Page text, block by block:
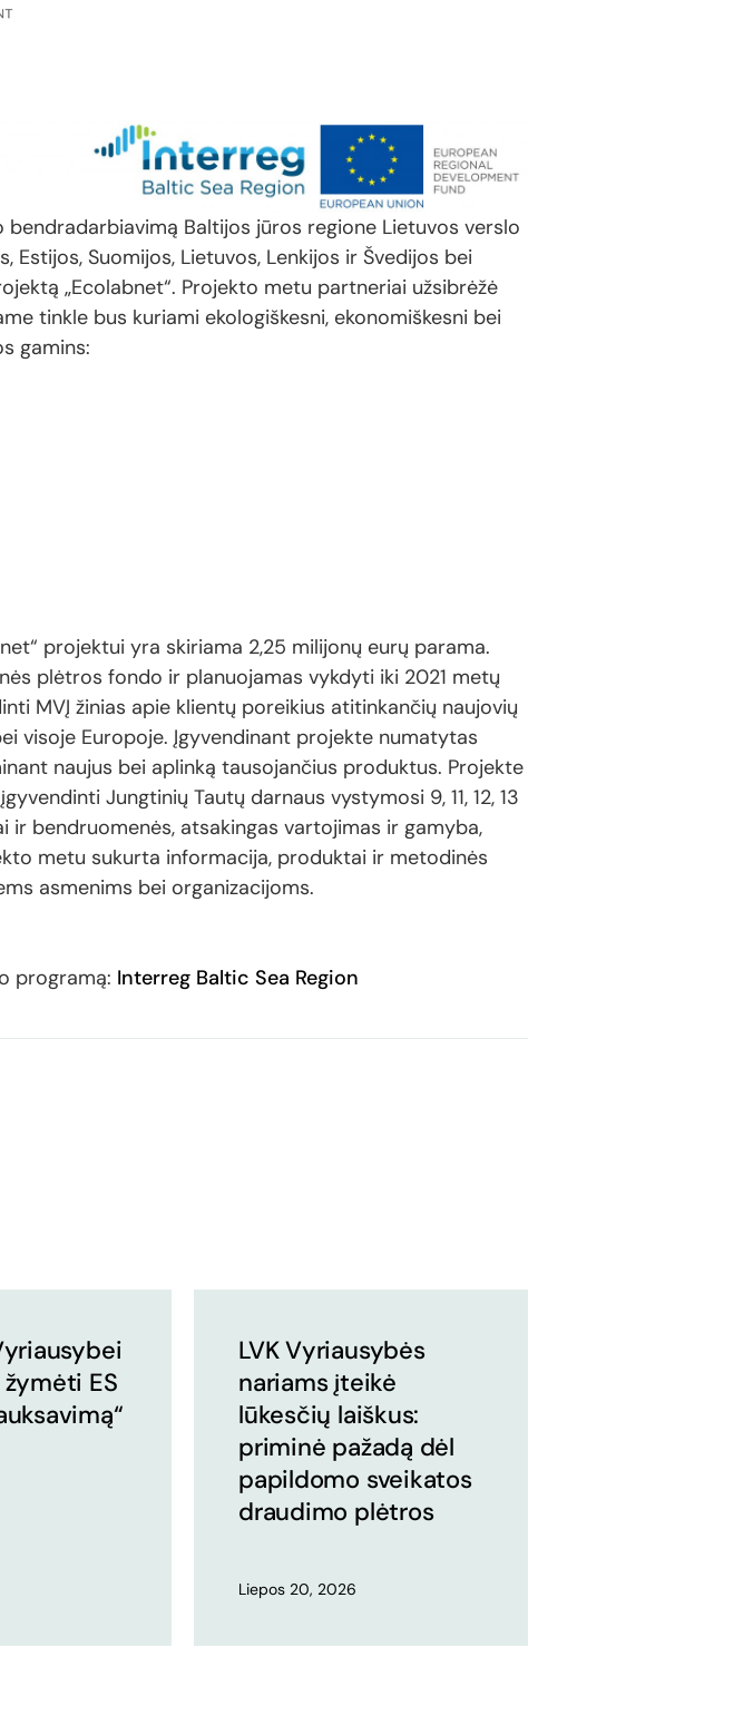
Baltijos jūros regione Lietuvos verslo
Suomijos, Lietuvos, Lenkijos ir Švedijos bei
„Ecolabnet“. Projekto metu partneriai užsibrėžė
tinkle bus kuriami ekologiškesni, ekonomiškesni bei
gamins:
projektui yra skiriama 2,25 milijonų eurų parama.
plėtros fondo ir planuojamas vykdyti iki 2021 metų
MVĮ žinias apie klientų poreikius atitinkančių naujovių
visoje Europoje. Įgyvendinant projekte numatytas
naujus bei aplinką tausojančius produktus. Projekte
Jungtinių Tautų darnaus vystymosi 9, 11, 12, 13
bendruomenės, atsakingas vartojimas ir gamyba,
metu sukurta informacija, produktai ir metodinės
asmenims bei organizacijoms.
programą: Interreg Baltic Sea Region
ES
LVK Vyriausybės
nariams įteikė
lūkesčių laiškus:
priminė pažadą dėl
papildomo sveikatos
draudimo plėtros
Liepos 20, 2026